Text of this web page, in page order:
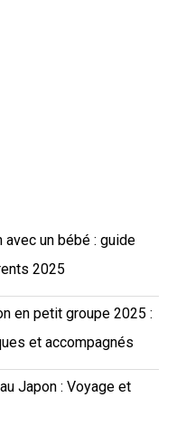
avec un bébé : guide
2025
en petit groupe 2025 :
et accompagnés
Japon : Voyage et